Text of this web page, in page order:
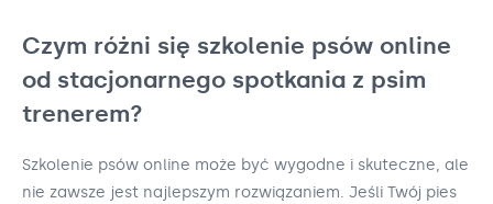
Czym różni się szkolenie psów online
od stacjonarnego spotkania z psim
trenerem?
Szkolenie psów online może być wygodne i skuteczne, ale
nie zawsze jest najlepszym rozwiązaniem. Jeśli Twój pies